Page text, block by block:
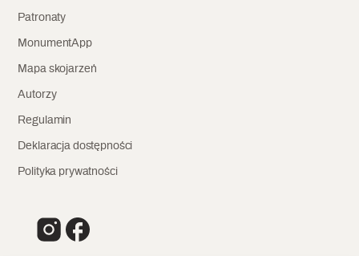
Patronaty
MonumentApp
Mapa skojarzeń
Autorzy
Regulamin
Deklaracja dostępności
Polityka prywatności